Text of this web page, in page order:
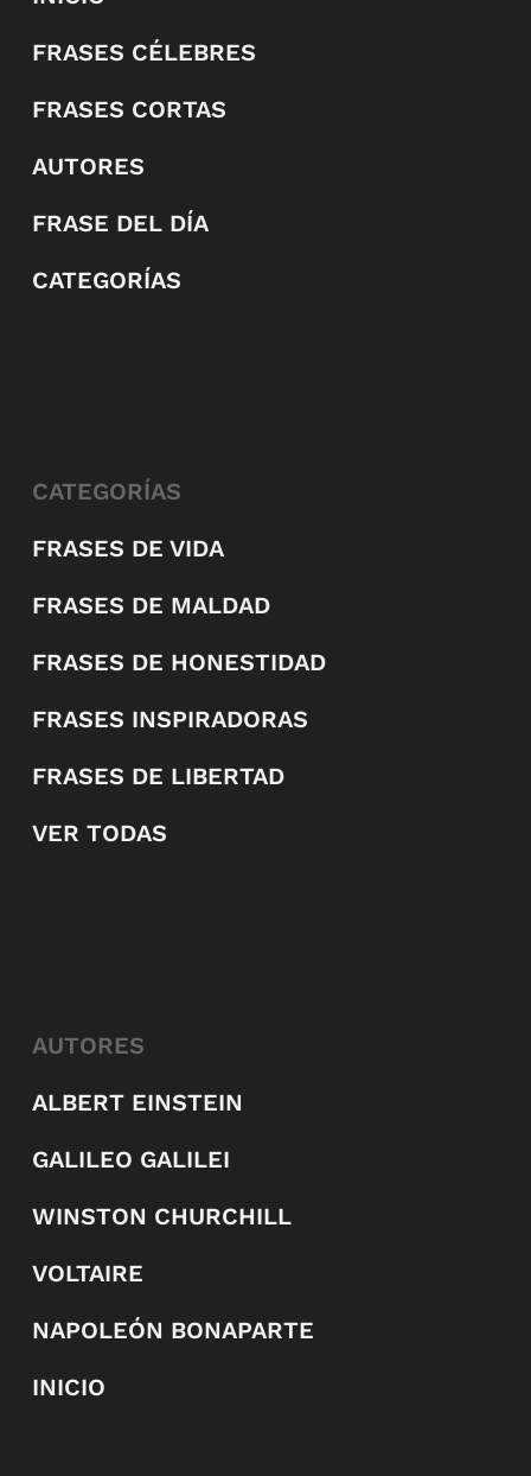
FRASES CÉLEBRES
FRASES CORTAS
AUTORES
FRASE DEL DÍA
CATEGORÍAS
CATEGORÍAS
FRASES DE VIDA
FRASES DE MALDAD
FRASES DE HONESTIDAD
FRASES INSPIRADORAS
FRASES DE LIBERTAD
VER TODAS
AUTORES
ALBERT EINSTEIN
GALILEO GALILEI
WINSTON CHURCHILL
VOLTAIRE
NAPOLEÓN BONAPARTE
INICIO